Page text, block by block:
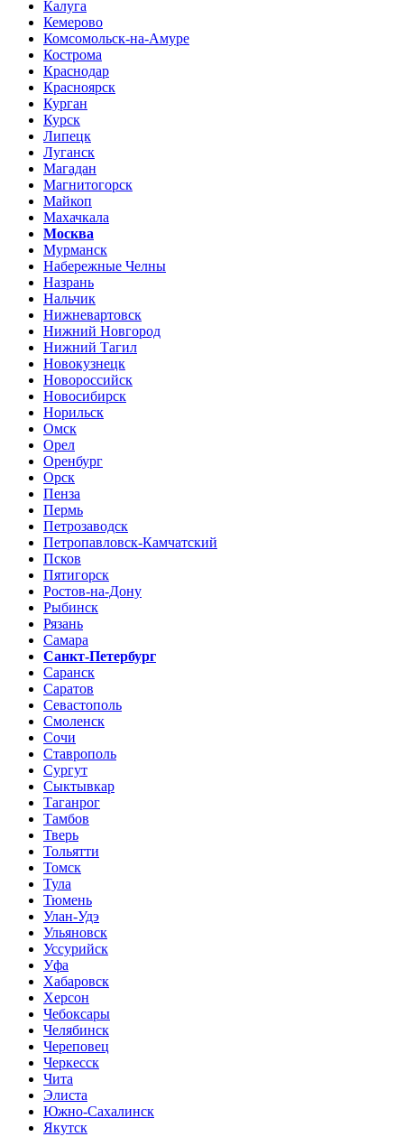
Калуга
Кемерово
Комсомольск-на-Амуре
Кострома
Краснодар
Красноярск
Курган
Курск
Липецк
Луганск
Магадан
Магнитогорск
Майкоп
Махачкала
Москва
Мурманск
Набережные Челны
Назрань
Нальчик
Нижневартовск
Нижний Новгород
Нижний Тагил
Новокузнецк
Новороссийск
Новосибирск
Норильск
Омск
Орел
Оренбург
Орск
Пенза
Пермь
Петрозаводск
Петропавловск-Камчатский
Псков
Пятигорск
Ростов-на-Дону
Рыбинск
Рязань
Самара
Санкт-Петербург
Саранск
Саратов
Севастополь
Смоленск
Сочи
Ставрополь
Сургут
Сыктывкар
Таганрог
Тамбов
Тверь
Тольятти
Томск
Тула
Тюмень
Улан-Удэ
Ульяновск
Уссурийск
Уфа
Хабаровск
Херсон
Чебоксары
Челябинск
Череповец
Черкесск
Чита
Элиста
Южно-Сахалинск
Якутск